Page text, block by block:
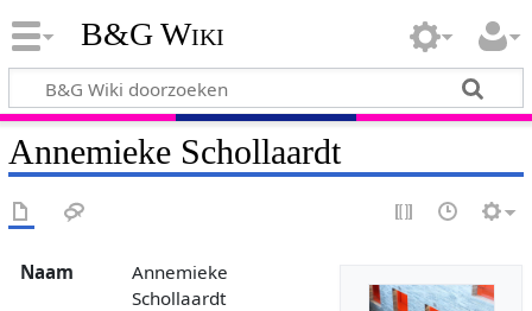
B&G Wiki
Annemieke Schollaardt
Naam
Annemieke
Schollaardt